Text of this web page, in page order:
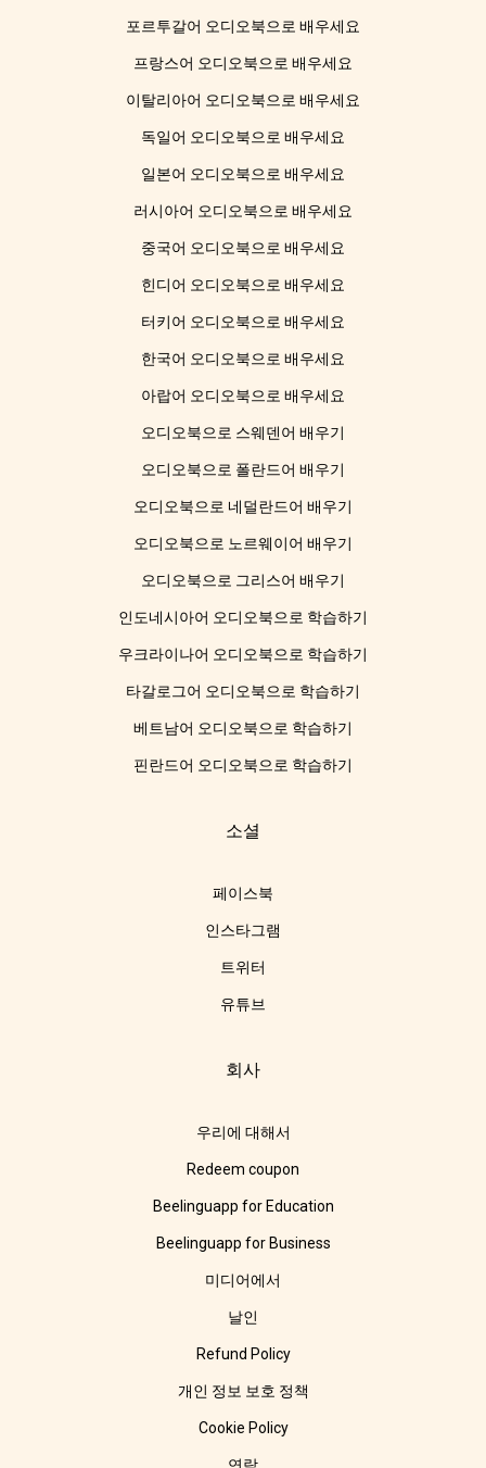
포르투갈어 오디오북으로 배우세요
프랑스어 오디오북으로 배우세요
이탈리아어 오디오북으로 배우세요
독일어 오디오북으로 배우세요
일본어 오디오북으로 배우세요
러시아어 오디오북으로 배우세요
중국어 오디오북으로 배우세요
힌디어 오디오북으로 배우세요
터키어 오디오북으로 배우세요
한국어 오디오북으로 배우세요
아랍어 오디오북으로 배우세요
오디오북으로 스웨덴어 배우기
오디오북으로 폴란드어 배우기
오디오북으로 네덜란드어 배우기
오디오북으로 노르웨이어 배우기
오디오북으로 그리스어 배우기
인도네시아어 오디오북으로 학습하기
우크라이나어 오디오북으로 학습하기
타갈로그어 오디오북으로 학습하기
베트남어 오디오북으로 학습하기
핀란드어 오디오북으로 학습하기
소셜
페이스북
인스타그램
트위터
유튜브
회사
우리에 대해서
Redeem coupon
Beelinguapp for Education
Beelinguapp for Business
미디어에서
날인
Refund Policy
개인 정보 보호 정책
Cookie Policy